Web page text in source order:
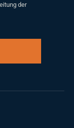
der